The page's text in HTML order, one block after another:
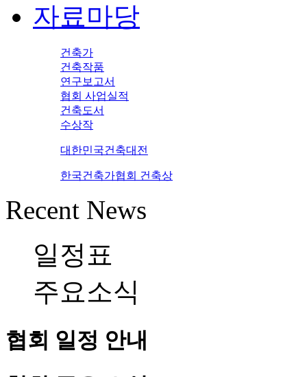
자료마당
건축가
건축작품
연구보고서
협회 사업실적
건축도서
수상작
대한민국건축대전
한국건축가협회 건축상
Recent News
일정표
주요소식
협회 일정 안내